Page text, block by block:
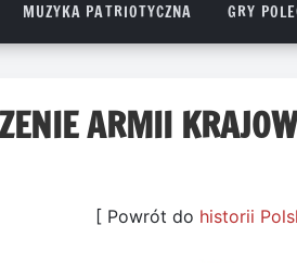
MUZYKA PATRIOTYCZNA GRY
ARMII
[ Powrót do historii